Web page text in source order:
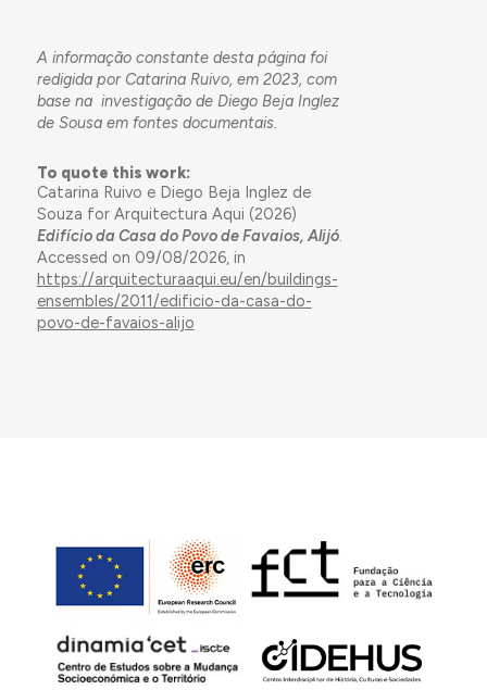
A informação constante desta página foi
redigida por Catarina Ruivo, em 2023, com
base na investigação de Diego Beja Inglez
de Sousa em fontes documentais.
To quote this work:
Catarina Ruivo e Diego Beja Inglez de
Souza for Arquitectura Aqui (2026)
Edifício da Casa do Povo de Favaios, Alijó.
Accessed on 09/08/2026, in
https://arquitecturaaqui.eu/en/buildings-
ensembles/2011/edificio-da-casa-do-
povo-de-favaios-alijo